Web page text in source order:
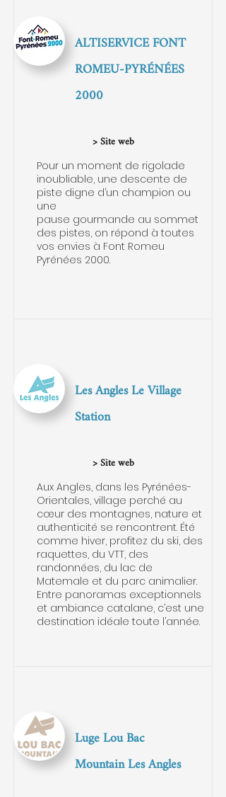
Pour un moment de rigolade
inoubliable, une descente de
piste digne d’un champion ou
une
pause gourmande au sommet
des pistes, on répond à toutes
vos envies à Font Romeu
Pyrénées 2000.
> Site web
ALTISERVICE FONT
ROMEU-PYRÉNÉES
2000
Aux Angles, dans les Pyrénées-
Orientales, village perché au
cœur des montagnes, nature et
authenticité se rencontrent. Été
comme hiver, profitez du ski, des
raquettes, du VTT, des
randonnées, du lac de
Matemale et du parc animalier.
Entre panoramas exceptionnels
et ambiance catalane, c’est une
destination idéale toute l’année.
> Site web
Les Angles Le Village
Station
Luge Lou Bac
Mountain Les Angles